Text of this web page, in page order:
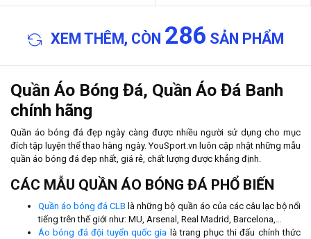
XEM THÊM, CÒN 286 SẢN PHẨM
Quần Áo Bóng Đá, Quần Áo Đá Banh
chính hãng
Quần áo bóng đá đẹp ngày càng được nhiều người sử dụng cho mục
đích tập luyện thể thao hàng ngày. YouSport.vn luôn cập nhật những mẫu
quần áo bóng đá đẹp nhất, giá rẻ, chất lượng được khẳng định.
CÁC MẪU QUẦN ÁO BÓNG ĐÁ PHỔ BIẾN
Quần áo bóng đá CLB là những bộ quần áo của các câu lạc bộ nổi
tiếng trên thế giới như: MU, Arsenal, Real Madrid, Barcelona,…
Áo bóng đá đội tuyển quốc gia là trang phục thi đấu chính thức